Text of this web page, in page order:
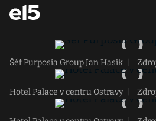
Šéf Purposia Group Jan Hasík
Hotel Palace v centru Ostravy